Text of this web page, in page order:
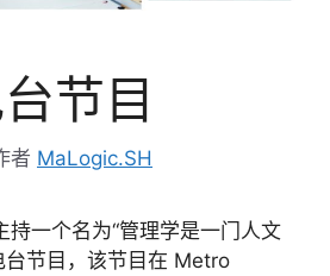
节目
者 MaLogic.SH
持一个名为“管理学是一门人文
台节目，该节目在 Metro